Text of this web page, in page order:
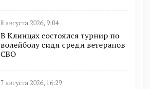
8 августа 2026, 9:04
В Клинцах состоялся турнир по
волейболу сидя среди ветеранов
СВО
7 августа 2026, 16:29